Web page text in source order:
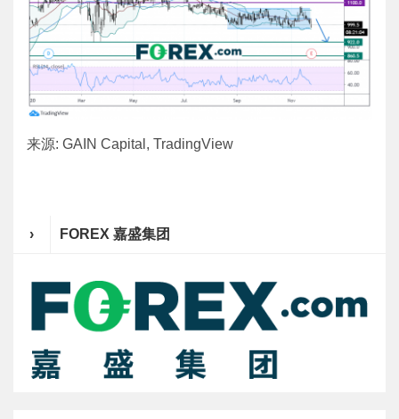
来源: GAIN Capital, TradingView
› FOREX 嘉盛集团